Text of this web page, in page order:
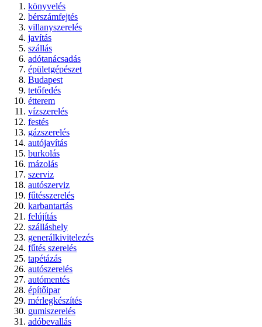
könyvelés
bérszámfejtés
villanyszerelés
javítás
szállás
adótanácsadás
épületgépészet
Budapest
tetőfedés
étterem
vízszerelés
festés
gázszerelés
autójavítás
burkolás
mázolás
szerviz
autószerviz
fűtésszerelés
karbantartás
felújítás
szálláshely
generálkivitelezés
fűtés szerelés
tapétázás
autószerelés
autómentés
építőipar
mérlegkészítés
gumiszerelés
adóbevallás